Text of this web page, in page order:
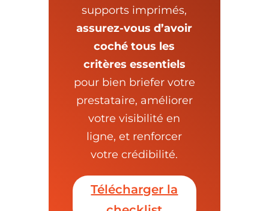
supports imprimés,
assurez-vous d’avoir
coché tous les
critères essentiels
pour bien briefer votre
prestataire, améliorer
votre visibilité en
ligne, et renforcer
votre crédibilité.
Télécharger la